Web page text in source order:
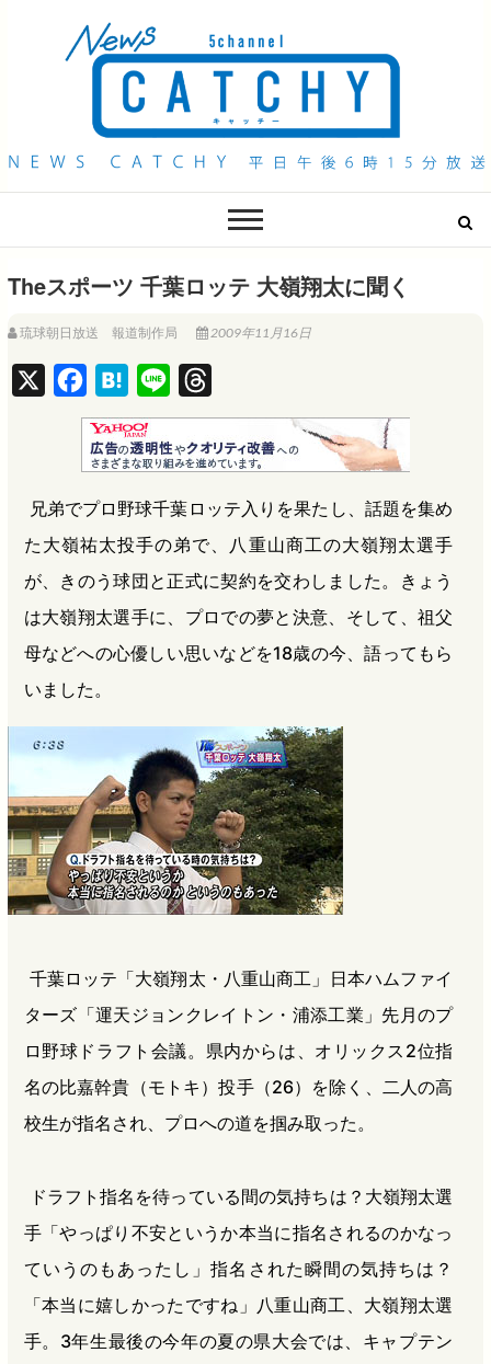
QAB NEWS Headline
Theスポーツ 千葉ロッテ 大嶺翔太に聞く
琉球朝日放送 報道制作局 2009年11月16日
a
c
e
b
o
o
k
H
a
t
e
n
a
i
n
e
h
r
e
a
s
兄弟でプロ野球千葉ロッテ入りを果たし、話題を集め
た大嶺祐太投手の弟で、八重山商工の大嶺翔太選手
が、きのう球団と正式に契約を交わしました。きょう
は大嶺翔太選手に、プロでの夢と決意、そして、祖父
母などへの心優しい思いなどを18歳の今、語ってもら
いました。
千葉ロッテ「大嶺翔太・八重山商工」日本ハムファイ
ターズ「運天ジョンクレイトン・浦添工業」先月のプ
ロ野球ドラフト会議。県内からは、オリックス2位指
名の比嘉幹貴（モトキ）投手（26）を除く、二人の高
校生が指名され、プロへの道を掴み取った。
ドラフト指名を待っている間の気持ちは？大嶺翔太選
手「やっぱり不安というか本当に指名されるのかなっ
ていうのもあったし」指名された瞬間の気持ちは？
「本当に嬉しかったですね」八重山商工、大嶺翔太選
手。3年生最後の今年の夏の県大会では、キャプテン